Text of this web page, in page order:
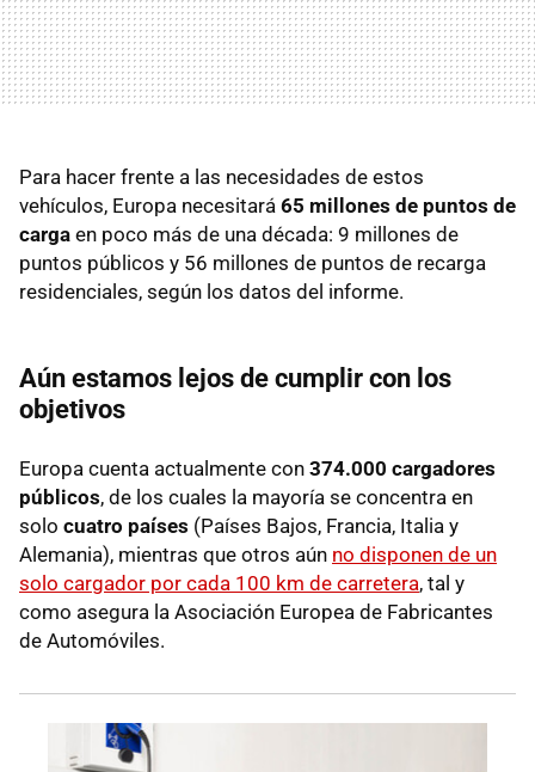
Para hacer frente a las necesidades de estos
vehículos, Europa necesitará 65 millones de puntos de
carga en poco más de una década: 9 millones de
puntos públicos y 56 millones de puntos de recarga
residenciales, según los datos del informe.
Aún estamos lejos de cumplir con los
objetivos
Europa cuenta actualmente con 374.000 cargadores
públicos, de los cuales la mayoría se concentra en
solo cuatro países (Países Bajos, Francia, Italia y
Alemania), mientras que otros aún no disponen de un
solo cargador por cada 100 km de carretera, tal y
como asegura la Asociación Europea de Fabricantes
de Automóviles.